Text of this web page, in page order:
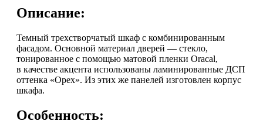
Описание:
Темный трехстворчатый шкаф с комбинированным
фасадом. Основной материал дверей — стекло,
тонированное с помощью матовой пленки Oracal,
в качестве акцента использованы ламинированные ДСП
оттенка «Орех». Из этих же панелей изготовлен корпус
шкафа.
Особенность: